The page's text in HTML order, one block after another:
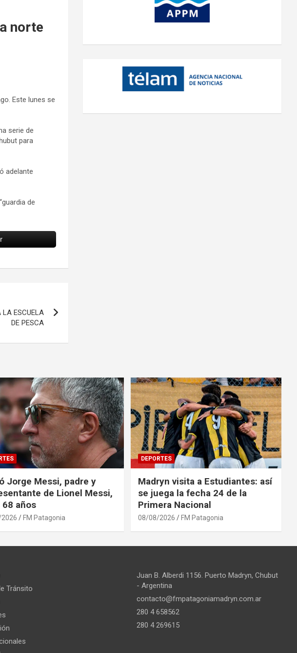
norte
Este lunes se
serie de
para
adelante
de
LA ESCUELA
DE PESCA
Jorge Messi, padre y
de Lionel Messi,
68 años
FM Patagonia
DEPORTES
Madryn visita a Estudiantes: así
se juega la fecha 24 de la
Primera Nacional
08/08/2026 FM Patagonia
Tránsito
Juan B. Alberdi 1156. Puerto Madryn, Chubut
- Argentina
contacto@fmpatagoniamadryn.com.ar
280 4 658562
280 4 269615